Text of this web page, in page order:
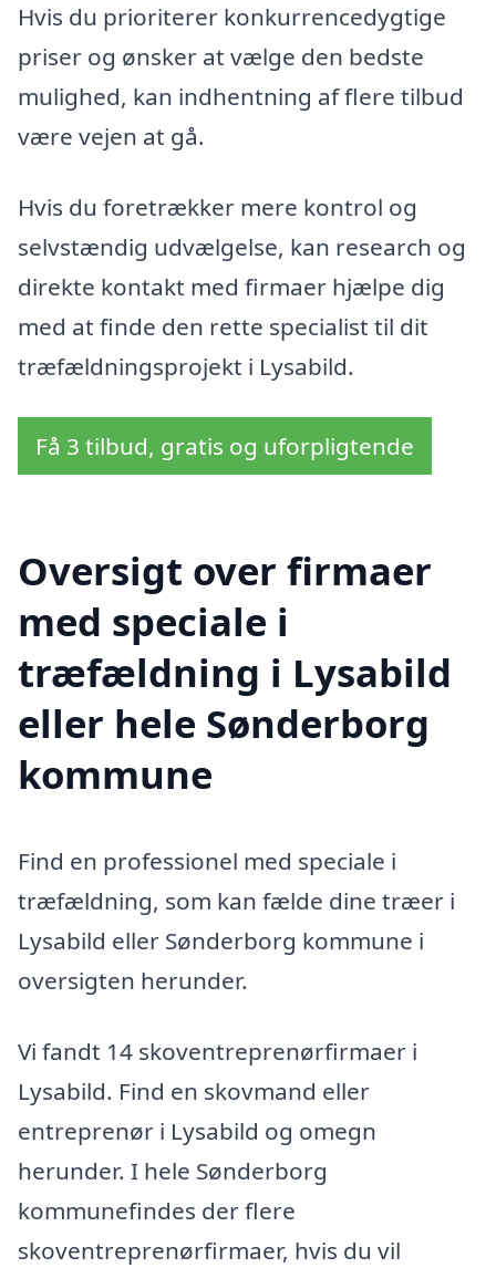
Hvis du prioriterer konkurrencedygtige
priser og ønsker at vælge den bedste
mulighed, kan indhentning af flere tilbud
være vejen at gå.
Hvis du foretrækker mere kontrol og
selvstændig udvælgelse, kan research og
direkte kontakt med firmaer hjælpe dig
med at finde den rette specialist til dit
træfældningsprojekt i Lysabild.
Få 3 tilbud, gratis og uforpligtende
Oversigt over firmaer
med speciale i
træfældning i Lysabild
eller hele Sønderborg
kommune
Find en professionel med speciale i
træfældning, som kan fælde dine træer i
Lysabild eller Sønderborg kommune i
oversigten herunder.
Vi fandt 14 skoventreprenørfirmaer i
Lysabild. Find en skovmand eller
entreprenør i Lysabild og omegn
herunder. I hele Sønderborg
kommunefindes der flere
skoventreprenørfirmaer, hvis du vil